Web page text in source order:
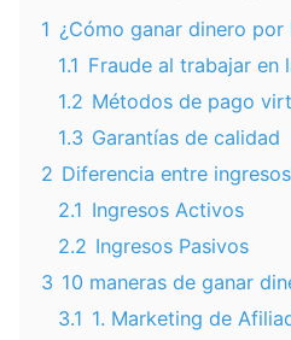
1 ¿Cómo ganar dinero por
1.1 Fraude al trabajar en
1.2 Métodos de pago
1.3 Garantías de calidad
2 Diferencia entre
2.1 Ingresos Activos
2.2 Ingresos Pasivos
3 10 maneras de ganar
3.1 1. Marketing de